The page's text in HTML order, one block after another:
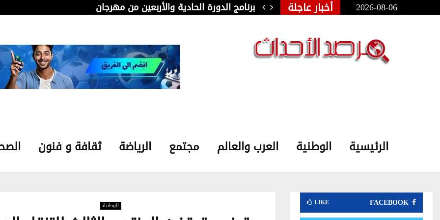
2026-08-06 أخبار عاجلة
للفنون الشعبية بأوذنة: نجلاء… برنامج الدورة الحادية والأربعين من مهرجان قابس…
الرئيسية الوطنية العرب والعالم مجتمع الرياضة ثقافة و فنون
الوطنية FACEBOOK
LIKE